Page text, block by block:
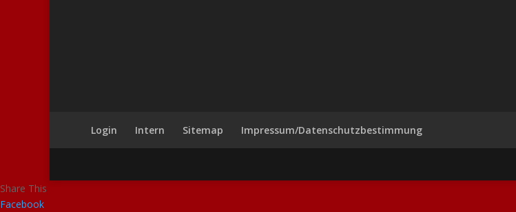
Login Intern Sitemap Impressum/Datenschutzbestimmung
Share This
Facebook